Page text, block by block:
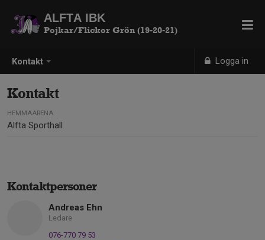
Kontakt Logga in
ALFTA IBK
Pojkar/Flickor Grön (19-20-21)
Kontakt
HEMMAARENA
Alfta Sporthall
Kontaktpersoner
Andreas Ehn
Ledare
076-770 79 53